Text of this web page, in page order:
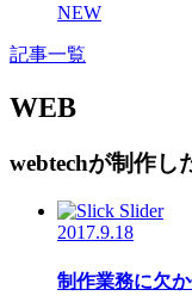
NEW
記事一覧
WEB
webtechが制作し
2017.9.18
制作業務に欠